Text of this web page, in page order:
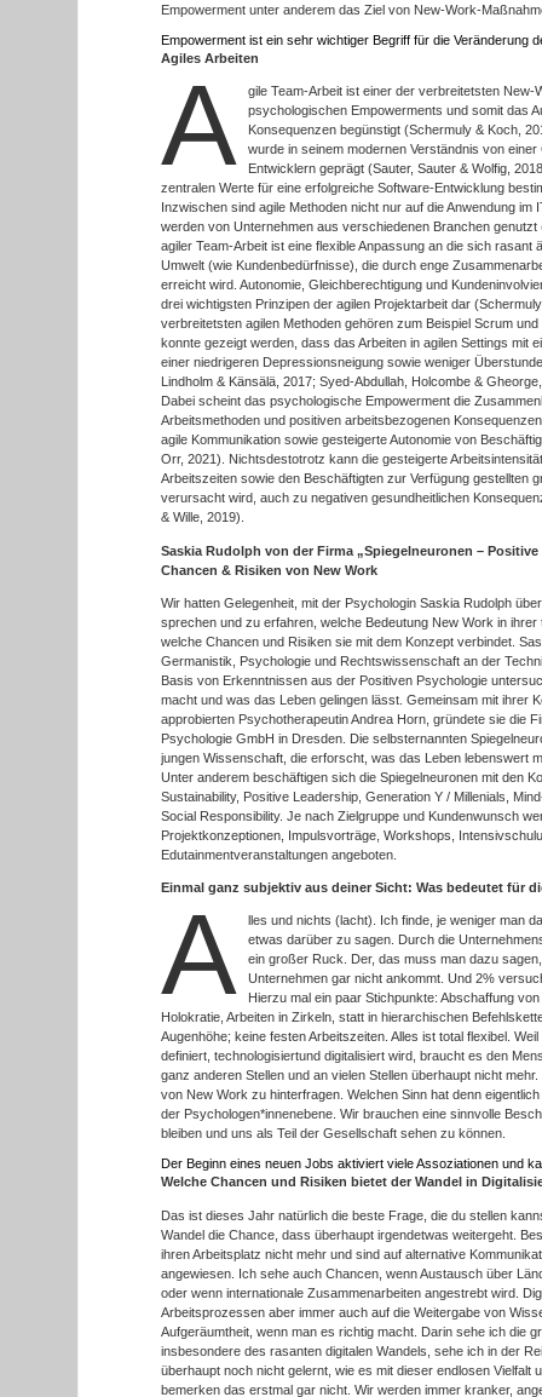
Empowerment unter anderem das Ziel von New-Work-
Empowerment ist ein sehr wichtiger Begriff für die Veränderung
Agiles Arbeiten
A
gile Team-Arbeit ist einer der verbreitetsten
psychologischen Empowerments und somit das
Konsequenzen begünstigt (Schermuly & Koch,
wurde in seinem modernen Verständnis von
Entwicklern geprägt (Sauter, Sauter & Wolfig,
zentralen Werte für eine erfolgreiche Software-Entwicklung
Inzwischen sind agile Methoden nicht nur auf die Anwendung
werden von Unternehmen aus verschiedenen Branchen
agiler Team-Arbeit ist eine flexible Anpassung an die sich rasant
Umwelt (wie Kundenbedürfnisse), die durch enge
erreicht wird. Autonomie, Gleichberechtigung und
drei wichtigsten Prinzipen der agilen Projektarbeit dar
verbreitetsten agilen Methoden gehören zum Beispiel Scrum
konnte gezeigt werden, dass das Arbeiten in agilen Settings mit
einer niedrigeren Depressionsneigung sowie weniger
Lindholm & Känsälä, 2017; Syed-Abdullah, Holcombe &
Dabei scheint das psychologische Empowerment die
Arbeitsmethoden und positiven arbeitsbezogenen
agile Kommunikation sowie gesteigerte Autonomie von
Orr, 2021). Nichtsdestotrotz kann die gesteigerte
Arbeitszeiten sowie den Beschäftigten zur Verfügung gestellten
verursacht wird, auch zu negativen gesundheitlichen
& Wille, 2019).
Saskia Rudolph von der Firma „Spiegelneuronen –
Chancen & Risiken von New Work
Wir hatten Gelegenheit, mit der Psychologin Saskia Rudolph
sprechen und zu erfahren, welche Bedeutung New Work in ihrer
welche Chancen und Risiken sie mit dem Konzept verbindet.
Germanistik, Psychologie und Rechtswissenschaft an der
Basis von Erkenntnissen aus der Positiven Psychologie
macht und was das Leben gelingen lässt. Gemeinsam mit ihrer
approbierten Psychotherapeutin Andrea Horn, gründete sie die
Psychologie GmbH in Dresden. Die selbsternannten
jungen Wissenschaft, die erforscht, was das Leben lebenswert
Unter anderem beschäftigen sich die Spiegelneuronen mit den
Sustainability, Positive Leadership, Generation Y / Millenials,
Social Responsibility. Je nach Zielgruppe und Kundenwunsch
Projektkonzeptionen, Impulsvorträge, Workshops,
Edutainmentveranstaltungen angeboten.
Einmal ganz subjektiv aus deiner Sicht: Was bedeutet für
A
lles und nichts (lacht). Ich finde, je weniger man
etwas darüber zu sagen. Durch die
ein großer Ruck. Der, das muss man dazu
Unternehmen gar nicht ankommt. Und 2%
Hierzu mal ein paar Stichpunkte: Abschaffung
Holokratie, Arbeiten in Zirkeln, statt in hierarchischen
Augenhöhe; keine festen Arbeitszeiten. Alles ist total flexibel.
definiert, technologisiertund digitalisiert wird, braucht es den
ganz anderen Stellen und an vielen Stellen überhaupt nicht
von New Work zu hinterfragen. Welchen Sinn hat denn
der Psychologen*innenebene. Wir brauchen eine sinnvolle
bleiben und uns als Teil der Gesellschaft sehen zu können.
Der Beginn eines neuen Jobs aktiviert viele Assoziationen und
Welche Chancen und Risiken bietet der Wandel in
Das ist dieses Jahr natürlich die beste Frage, die du stellen
Wandel die Chance, dass überhaupt irgendetwas weitergeht.
ihren Arbeitsplatz nicht mehr und sind auf alternative
angewiesen. Ich sehe auch Chancen, wenn Austausch über
oder wenn internationale Zusammenarbeiten angestrebt wird.
Arbeitsprozessen aber immer auch auf die Weitergabe von
Aufgeräumtheit, wenn man es richtig macht. Darin sehe ich die
insbesondere des rasanten digitalen Wandels, sehe ich in der
überhaupt noch nicht gelernt, wie es mit dieser endlosen Vielfalt
bemerken das erstmal gar nicht. Wir werden immer kranker,